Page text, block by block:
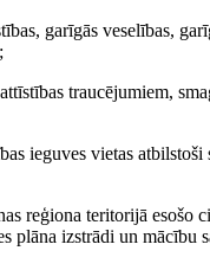
garīgās veselības,
traucējumiem,
ieguves vietas atbilstoši
reģiona teritorijā esošo
plāna izstrādi un mācību